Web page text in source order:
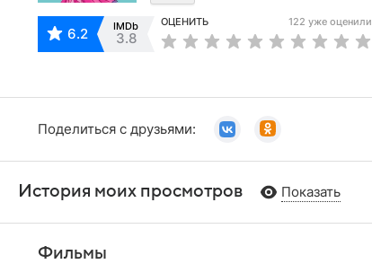
6.2 IMDb
3.8
ОЦЕНИТЬ 122 уже оценили
Поделиться с друзьями:
История моих просмотров Показать
Фильмы